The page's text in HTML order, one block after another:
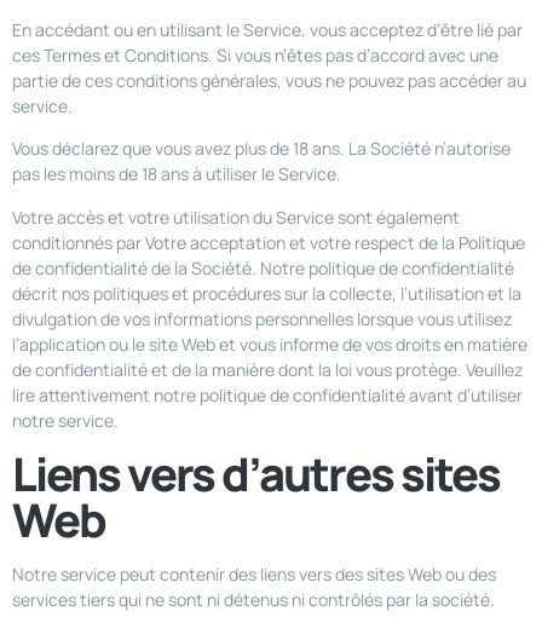
En accédant ou en utilisant le Service, vous acceptez d’être lié par
ces Termes et Conditions. Si vous n’êtes pas d’accord avec une
partie de ces conditions générales, vous ne pouvez pas accéder au
service.
Vous déclarez que vous avez plus de 18 ans. La Société n’autorise
pas les moins de 18 ans à utiliser le Service.
Votre accès et votre utilisation du Service sont également
conditionnés par Votre acceptation et votre respect de la Politique
de confidentialité de la Société. Notre politique de confidentialité
décrit nos politiques et procédures sur la collecte, l’utilisation et la
divulgation de vos informations personnelles lorsque vous utilisez
l’application ou le site Web et vous informe de vos droits en matière
de confidentialité et de la manière dont la loi vous protège. Veuillez
lire attentivement notre politique de confidentialité avant d’utiliser
notre service.
Liens vers d’autres sites
Web
Notre service peut contenir des liens vers des sites Web ou des
services tiers qui ne sont ni détenus ni contrôlés par la société.